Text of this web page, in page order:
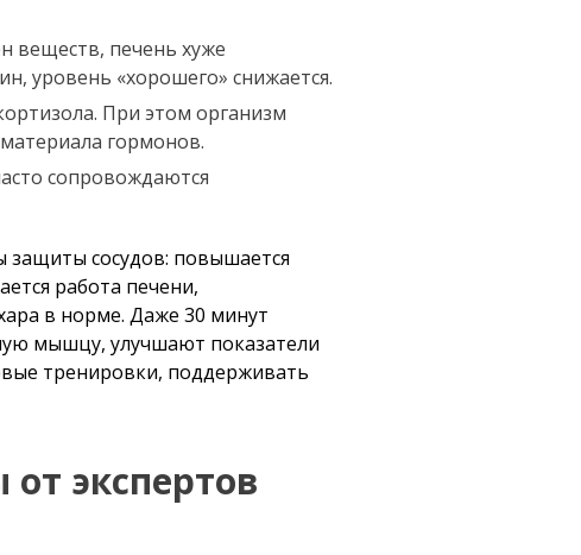
веществ, печень хуже
уровень «хорошего» снижается.
При этом организм
гормонов.
сопровождаются
защиты сосудов: повышается
работа печени,
в норме. Даже 30 минут
мышцу, улучшают показатели
тренировки, поддерживать
экспертов